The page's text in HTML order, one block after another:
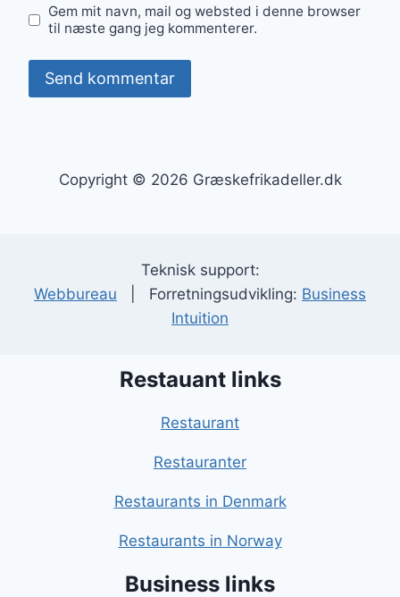
Gem mit navn, mail og websted i denne browser
til næste gang jeg kommenterer.
Copyright © 2026 Græskefrikadeller.dk
Teknisk support:
Webbureau | Forretningsudvikling: Business
Intuition
Restauant links
Restaurant
Restauranter
Restaurants in Denmark
Restaurants in Norway
Business links